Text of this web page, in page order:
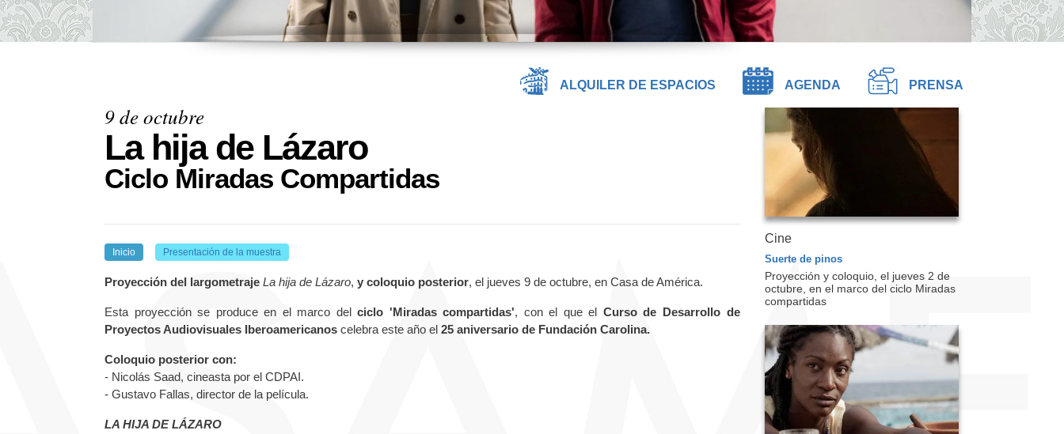
ALQUILER DE ESPACIOS AGENDA PRENSA
9 de octubre
La hija de Lázaro
Ciclo Miradas Compartidas
Inicio Presentación de la muestra
Proyección del largometraje La hija de Lázaro, y coloquio posterior, el jueves 9 de octubre, en Casa de América.
Esta proyección se produce en el marco delciclo 'Miradas compartidas', con el que el Curso de Desarrollo de
Proyectos Audiovisuales Iberoamericanos celebra este año el 25 aniversario de Fundación Carolina.
Coloquio posterior con:
- Nicolás Saad, cineasta por el CDPAI.
- Gustavo Fallas, director de la película.
LA HIJA DE LÁZARO
Cine
Suerte de pinos
Proyección y coloquio, el jueves 2 de
octubre, en el marco del ciclo Miradas
compartidas